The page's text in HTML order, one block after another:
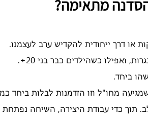
מתאימה?
או דרך ייחודית להקדיש ערב לעצמנו.
ביחד.
מחו"ל וזו הזדמנות לבלות ביחד
כדי עבודת היצירה, השיחה נפתחת